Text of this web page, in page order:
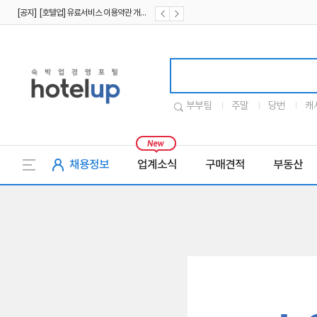
[공지] [호텔업] 유료서비스 이용약관 개정본2 (19.09.02)
부부팀 주말 당번 캐
채용정보 업계소식 구매견적 부동산